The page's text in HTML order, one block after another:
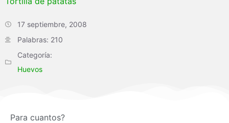
17 septiembre, 2008
Palabras: 210
Categoría:
Huevos
Para cuantos?